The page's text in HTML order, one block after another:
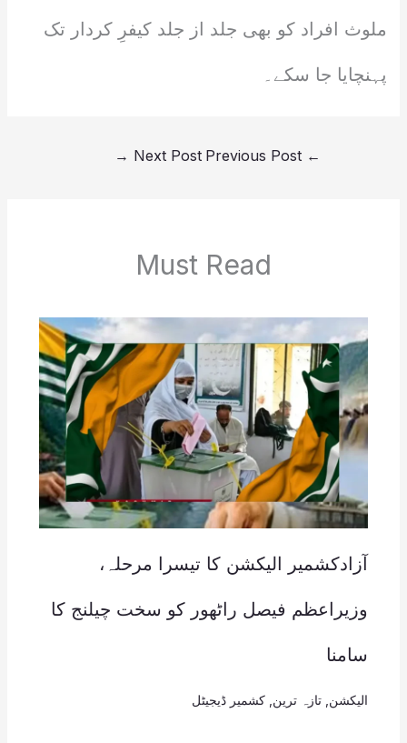
ملوث افراد کو بھی جلد از جلد کیفرِ کردار تک
پہنچایا جا سکے۔
←
Next Post
→
Must Read
آزادکشمیر الیکشن کا تیسرا مرحلہ،
وزیراعظم فیصل راٹھور کو سخت چیلنج کا
سامنا
الیکشن تازہ ترین کشمیر ڈیجیٹل